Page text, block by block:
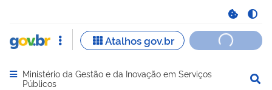
Abrir menu principal de navegação
Ministério da Gestão e da Inovação em Serviços
Públicos